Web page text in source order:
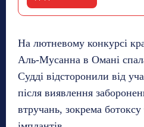
На лютневому конкурсі
Аль-Мусанна в Омані
Судді відсторонили від
після виявлення
втручань, зокрема